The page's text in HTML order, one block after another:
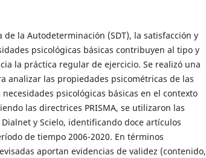
de la Autodeterminación (SDT), la satisfacción y
psicológicas básicas contribuyen al tipo y
la práctica regular de ejercicio. Se realizó una
analizar las propiedades psicométricas de las
psicológicas básicas en el contexto
las directrices PRISMA, se utilizaron las
Dialnet y Scielo, identificando doce artículos
de tiempo 2006-2020. En términos
aportan evidencias de validez (contenido,